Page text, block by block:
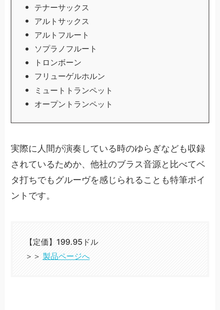
テナーサックス
アルトサックス
アルトフルート
ソプラノフルート
トロンボーン
フリューゲルホルン
ミュートトランペット
オープントランペット
実際に人間が演奏している時のゆらぎなども収録
されているためか、他社のブラス音源と比べてベ
タ打ちでもグルーヴを感じられることも特筆ポイ
ントです。
【定価】199.95ドル
＞＞ 製品ページへ